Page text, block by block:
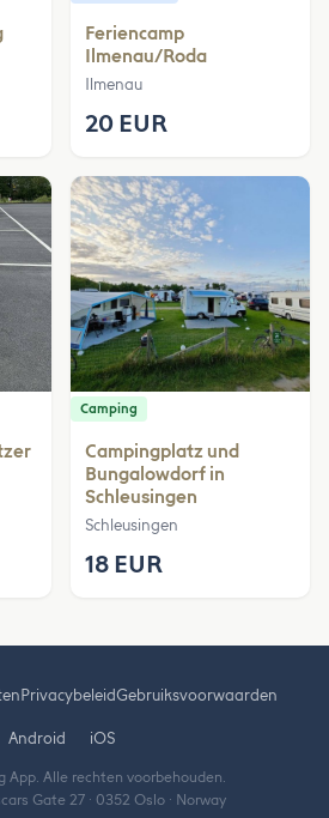
Feriencamp
Ilmenau/Roda
Ilmenau
20 EUR
Camping
Campingplatz und
Bungalowdorf in
Schleusingen
Schleusingen
18 EUR
PrivacybeleidGebruiksvoorwaarden
Android iOS
App. Alle rechten voorbehouden.
Gate 27 · 0352 Oslo · Norway